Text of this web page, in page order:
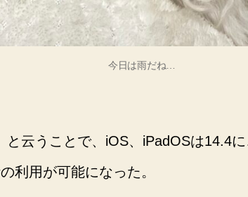
今日は雨だね…
と云うことで、iOS、iPadOSは14.4
利用が可能になった。